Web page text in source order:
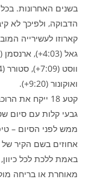
הדבוקה, ולפיכך לא
קארוזו לעשירייה
ואוקונור (9:20+).
קטע 18 ייקח
אחוזים בשם הקיר של
באמת ללכת לכל
מאוחרת או בריחה